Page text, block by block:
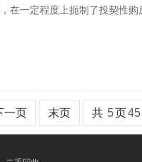
在一定程度上扼制了投契性
一页 末页 共 5页45